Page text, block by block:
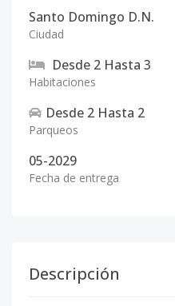
Santo Domingo D.N.
Ciudad
Desde 2 Hasta 3
Habitaciones
Desde 2 Hasta 2
Parqueos
05-2029
Fecha de entrega
Descripción